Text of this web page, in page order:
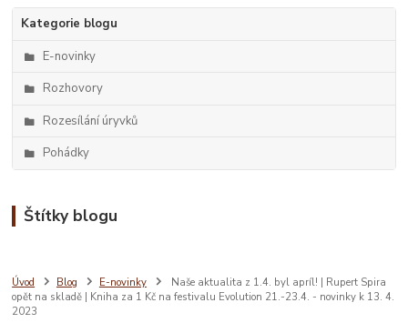
Kategorie blogu
E-novinky
Rozhovory
Rozesílání úryvků
Pohádky
Štítky blogu
Úvod Blog E-novinky
Naše aktualita z 1.4. byl apríl! | Rupert Spira
opět na skladě | Kniha za 1 Kč na festivalu Evolution 21.-23.4. - novinky k 13. 4.
2023